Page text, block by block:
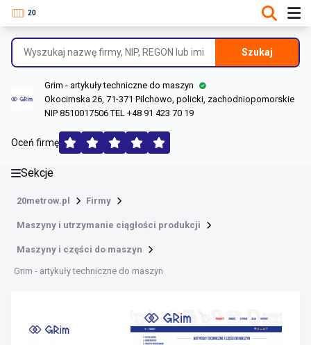
Szukaj
Grim - artykuły techniczne do maszyn
Okocimska 26, 71-371 Pilchowo, policki, zachodniopomorskie
NIP 8510017506 TEL +48 91 423 70 19
Oceń firmę
Sekcje
20metrow.pl Firmy
Maszyny i utrzymanie ciągłości produkcji
Maszyny i części do maszyn
Grim - artykuły techniczne do maszyn
Informacje o firmie
Dane rejestrowe
Lokalizacje
Opinie (158)